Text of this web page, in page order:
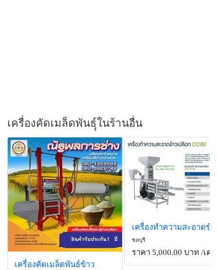
เครื่องคัดเมล็ดพันธฺุ์ในร้านอื่น
เครื่องคัดเมล็ดพันธ์ข้าว
ชลบุรี
ราคา 5,000.00 บาท /เค